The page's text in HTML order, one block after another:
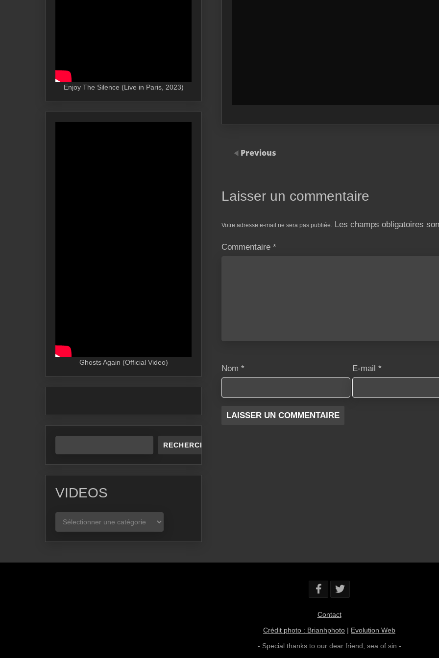
Previous
Laisser un commentaire
Votre adresse e-mail ne sera pas publiée. Les champs obligatoires
Commentaire *
Nom * E-mail*
Enjoy The Silence (Live in Paris, 2023)
Ghosts Again (Official Video)
RECHERCHER
VIDEOS
VIDEOS
Contact
Crédit photo : Brianhphoto | Evolution Web
- Special thanks to our dear friend, sea of sin -